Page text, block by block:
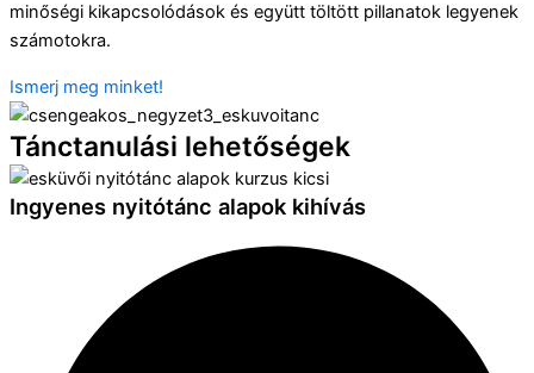
minőségi kikapcsolódások és együtt töltött pillanatok legyenek
számotokra.
Ismerj meg minket!
Tánctanulási lehetőségek
Ingyenes nyitótánc alapok kihívás